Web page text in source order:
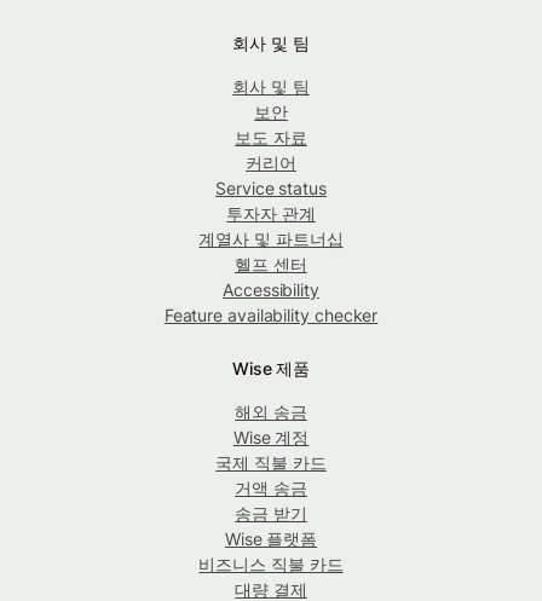
회사 및 팀
회사 및 팀
보안
보도 자료
커리어
Service status
투자자 관계
계열사 및 파트너십
헬프 센터
Accessibility
Feature availability checker
Wise 제품
해외 송금
Wise 계정
국제 직불 카드
거액 송금
송금 받기
Wise 플랫폼
비즈니스 직불 카드
대량 결제